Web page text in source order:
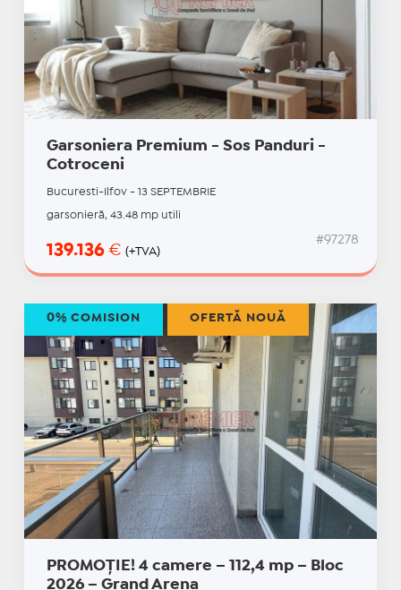
Garsoniera Premium - Sos Panduri -
Cotroceni
Bucuresti-Ilfov - 13 SEPTEMBRIE
garsonieră, 43.48 mp utili
139.136 € (+TVA)
#97278
PROMOȚIE! 4 camere – 112,4 mp – Bloc
2026 – Grand Arena
0% COMISION OFERTĂ NOUĂ